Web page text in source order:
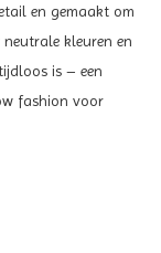
en gemaakt om
neutrale kleuren en
is – een
fashion voor